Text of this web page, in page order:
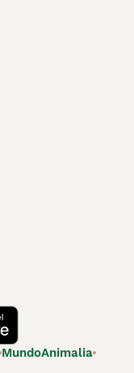
MundoAnimalia